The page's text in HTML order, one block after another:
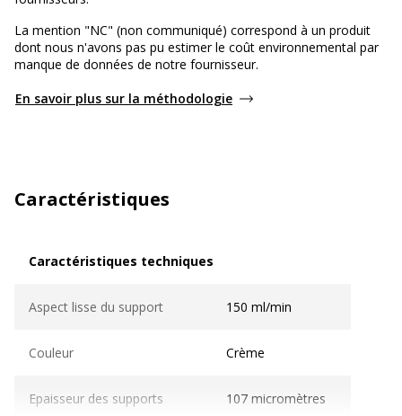
La mention "NC" (non communiqué) correspond à un produit
dont nous n'avons pas pu estimer le coût environnemental par
manque de données de notre fournisseur.
En savoir plus sur la méthodologie
Caractéristiques
Caractéristiques techniques
Aspect lisse du support 150 ml/min
Couleur Crème
Epaisseur des supports 107 micromètres